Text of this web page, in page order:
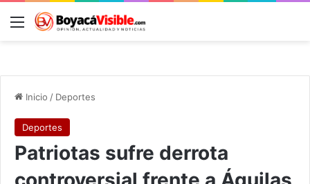
Menú
Inicio / Deportes
Deportes
Patriotas sufre derrota